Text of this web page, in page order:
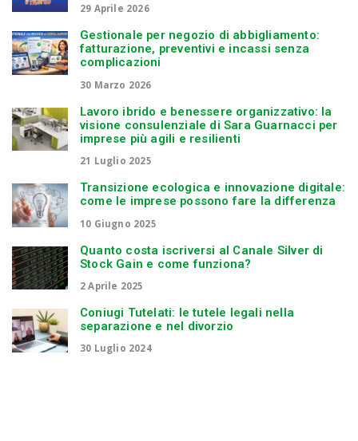
29 Aprile 2026
Gestionale per negozio di abbigliamento:
fatturazione, preventivi e incassi senza
complicazioni
30 Marzo 2026
Lavoro ibrido e benessere organizzativo: la
visione consulenziale di Sara Guarnacci per
imprese più agili e resilienti
21 Luglio 2025
Transizione ecologica e innovazione digitale:
come le imprese possono fare la differenza
10 Giugno 2025
Quanto costa iscriversi al Canale Silver di
Stock Gain e come funziona?
2 Aprile 2025
Coniugi Tutelati: le tutele legali nella
separazione e nel divorzio
30 Luglio 2024